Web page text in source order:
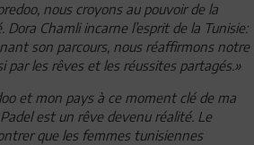
nous croyons au pouvoir de la
Chamli incarne l’esprit de la Tunisie:
son parcours, nous réaffirmons notre
les rêves et les réussites partagés.»
et mon pays à ce moment clé de ma
est un rêve devenu réalité. Le
que les femmes tunisiennes